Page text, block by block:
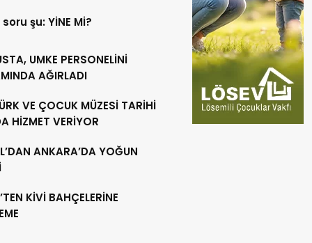
şu: YİNE Mİ?
UMKE PERSONELİNİ
AĞIRLADI
VE ÇOCUK MÜZESİ TARİHİ
HİZMET VERİYOR
ANKARA’DA YOĞUN
KİVİ BAHÇELERİNE